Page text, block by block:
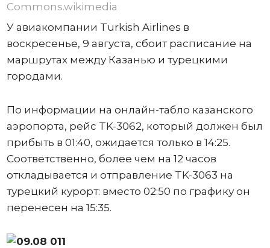
Commons.wikimedia
У авиакомпании Turkish Airlines в
воскресенье, 9 августа, сбоит расписание на
маршрутах между Казанью и турецкими
городами.
По информации на онлайн-табло казанского
аэропорта, рейс TK-3062, который должен был
прибыть в 01:40, ожидается только в 14:25.
Соответственно, более чем на 12 часов
откладывается и отправление TK-3063 на
турецкий курорт: вместо 02:50 по графику он
перенесен на 15:35.